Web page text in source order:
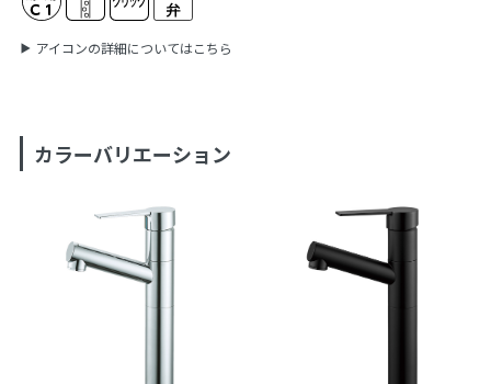
アイコンの詳細についてはこちら
カラーバリエーション